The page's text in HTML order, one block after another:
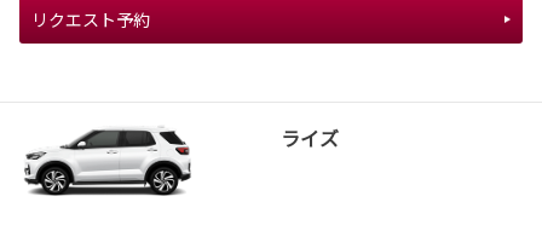
リクエスト予約
ライズ